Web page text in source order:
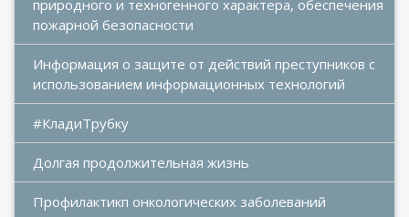
природного и техногенного характера, обеспечения
пожарной безопасности
Информация о защите от действий преступников с
использованием информационных технологий
#КладиТрубку
Долгая продолжительная жизнь
Профилактикп онкологических заболеваний